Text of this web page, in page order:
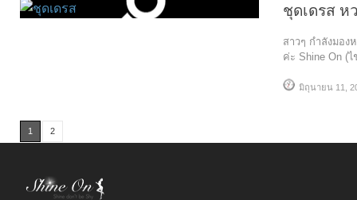
ชุดเดรส ห
สาวๆ กำลังมอง
ค่ะ Shine On (
มิถุนายน 11,
1 2